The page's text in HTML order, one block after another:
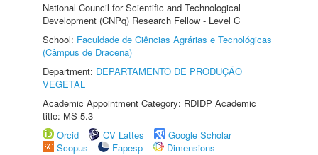
National Council for Scientific and Technological
Development (CNPq) Research Fellow - Level C
School: Faculdade de Ciências Agrárias e Tecnológicas
(Câmpus de Dracena)
Department: DEPARTAMENTO DE PRODUÇÃO
VEGETAL
Academic Appointment Category: RDIDP Academic
title: MS-5.3
Orcid
CV Lattes
Google Scholar
Scopus
Fapesp
Dimensions